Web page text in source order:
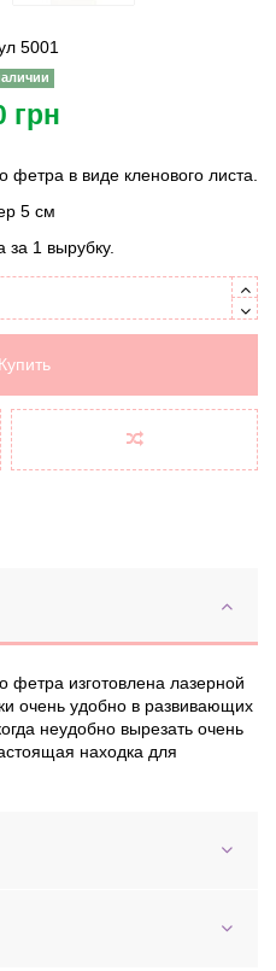
5001
грн
фетра в виде кленового листа.
5 см
за 1 вырубку.
Купить
фетра изготовлена ​​лазерной
очень удобно в развивающих
неудобно вырезать очень
находка для